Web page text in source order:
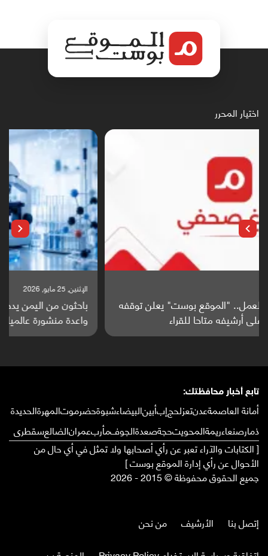
اختيار المحرر
باحثون من اليمن يدخلون سباق أبحاث ألزهايمر بدراسة
واعدة منشورة عالميا (ترجمة)
تابع أخبار محافظتك:
أمانة العاصمةعدنتعزلحجإبأبينالبيضاءشبوةحضرموتالمهرةالحديدة
ذمارصنعاءريمةالمحويتحجةصعدةالجوفمأربعمرانالضالعسقطرى
[ الكتابات والآراء تعبر عن رأي أصحابها ولا تمثل في أي حال من
الأحوال عن رأي إدارة الموقع بوست ]
جميع الحقوق محفوظة © 2015 - 2026
إتصل بنا الأرشيف
من نحن